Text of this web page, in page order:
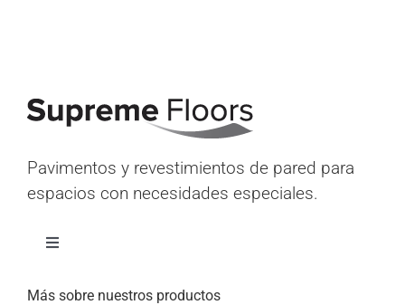
Pavimentos y revestimientos de pared para
espacios con necesidades especiales.
Alternar
Inicio
Más sobre nuestros productos